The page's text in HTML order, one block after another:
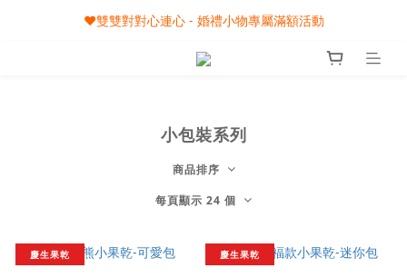
🎀08/01-09/30 秋節月圓家家慶- 滿額即享專屬小禮
🎀08/01-09/30 秋節月圓家家慶- 滿額即享專屬小禮
小包裝系列
商品排序
每頁顯示 24 個
慶生果乾 慶生果乾